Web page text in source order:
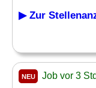
▶ Zur
NEU Job vor 3